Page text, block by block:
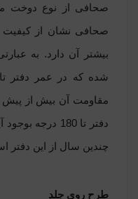
صحافی از نوع دوخت
صحافی نشان از کیفیت
بیشتر آن دارد. به
شده که در عمر دفتر
مقاومت آن بیش از پیش
دفتر تا 180
چندین سال از این دفتر
طرح روی جلد